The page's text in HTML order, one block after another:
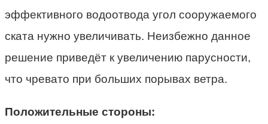
эффективного водоотвода угол сооружаемого
ската нужно увеличивать. Неизбежно данное
решение приведёт к увеличению парусности,
что чревато при больших порывах ветра.
Положительные стороны: